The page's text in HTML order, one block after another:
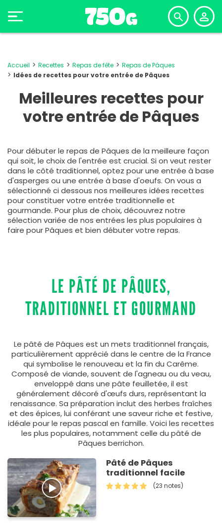
Accueil Recettes Repas de fête
Repas de Pâques
Idées de recettes pour votre entrée de Pâques
Meilleures recettes pour
votre entrée de Pâques
Pour débuter le repas de Pâques de la meilleure façon
qui soit, le choix de l'entrée est crucial. Si on veut rester
dans le côté traditionnel, optez pour une entrée à base
d'asperges ou une entrée à base d'oeufs. On vous a
sélectionné ci dessous nos meilleures idées recettes
pour constituer votre entrée traditionnelle et
gourmande. Pour plus de choix, découvrez notre
sélection variée de nos entrées les plus populaires à
faire pour Pâques et bien débuter votre repas.
LE PÂTÉ DE PÂQUES,
TRADITIONNEL ET GOURMAND
Le pâté de Pâques est un mets traditionnel français,
particulièrement apprécié dans le centre de la France
qui symbolise le renouveau et la fin du Carême.
Composé de viande, souvent de l'agneau ou du veau,
enveloppé dans une pâte feuilletée, il est
généralement décoré d'œufs durs, représentant la
renaissance. Sa préparation inclut des herbes fraîches
et des épices, lui conférant une saveur riche et festive,
idéale pour le repas pascal en famille. Voici les recettes
les plus populaires, notamment celle du pâté de
Pâques berrichon.
Pâté de Pâques
traditionnel facile
(23 notes)